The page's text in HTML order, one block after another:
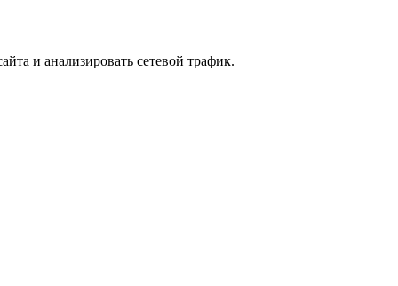
и анализировать сетевой трафик.